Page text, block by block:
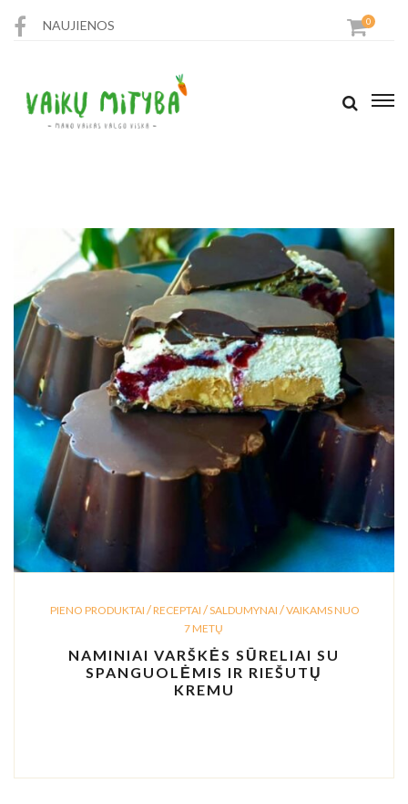
NAUJIENOS 0
KONTAKTAI
PIENO PRODUKTAI /RECEPTAI /SALDUMYNAI /VAIKAMS NUO
7 METŲ
NAMINIAI VARŠKĖS SŪRELIAI SU
SPANGUOLĖMIS IR RIEŠUTŲ
KREMU